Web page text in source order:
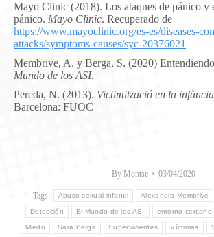
Mayo Clinic (2018). Los ataques de pánico y
pánico. Mayo Clinic. Recuperado de
https://www.mayoclinic.org/es-es/diseases-
attacks/symptoms-causes/syc-20376021
Membrive, A. y Berga, S. (2020)
Mundo de los ASI.
Pereda, N. (2013). Victimització en la
Barcelona: FUOC
By Montse 03/04/2020
Tags: Abuso sexual infantil Alexandra Membrive
Detección El Mundo de los ASI entorno cercano
Miedo Sara Berga Supervivientes Víctimas